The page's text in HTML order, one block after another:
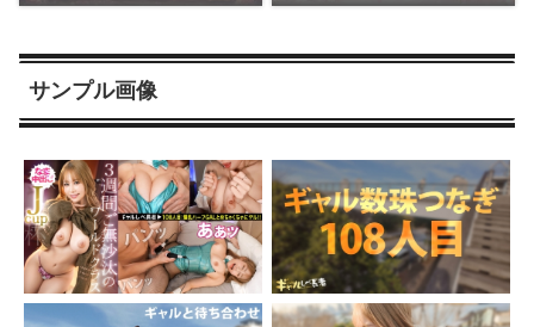
サンプル画像